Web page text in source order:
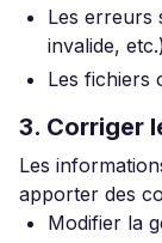
Les erreurs
invalide,
Les fichiers
3. Corriger
Les
apporter des
Modifier la